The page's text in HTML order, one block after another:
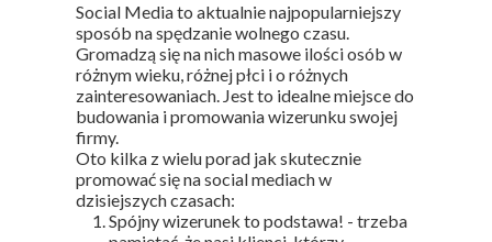
Social Media to aktualnie najpopularniejszy
sposób na spędzanie wolnego czasu.
Gromadzą się na nich masowe ilości osób w
różnym wieku, różnej płci i o różnych
zainteresowaniach. Jest to idealne miejsce do
budowania i promowania wizerunku swojej
firmy.
Oto kilka z wielu porad jak skutecznie
promować się na social mediach w
dzisiejszych czasach:
Spójny wizerunek to podstawa! - trzeba